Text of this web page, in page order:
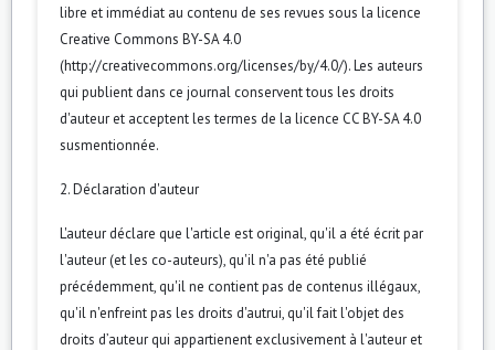
libre et immédiat au contenu de ses revues sous la licence
Creative Commons BY-SA 4.0
(http://creativecommons.org/licenses/by/4.0/). Les auteurs
qui publient dans ce journal conservent tous les droits
d'auteur et acceptent les termes de la licence CC BY-SA 4.0
susmentionnée.
2. Déclaration d'auteur
L'auteur déclare que l'article est original, qu'il a été écrit par
l'auteur (et les co-auteurs), qu'il n'a pas été publié
précédemment, qu'il ne contient pas de contenus illégaux,
qu'il n'enfreint pas les droits d'autrui, qu'il fait l'objet des
droits d’auteur qui appartienent exclusivement à l'auteur et